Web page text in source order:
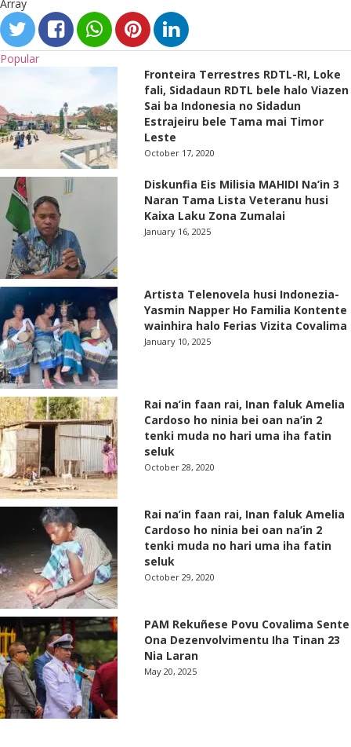
Array
Popular
Fronteira Terrestres RDTL-RI, Loke
fali, Sidadaun RDTL bele halo Viazen
Sai ba Indonesia no Sidadun
Estrajeiru bele Tama mai Timor
Leste
October 17, 2020
Diskunfia Eis Milisia MAHIDI Na’in 3
Naran Tama Lista Veteranu husi
Kaixa Laku Zona Zumalai
January 16, 2025
Artista Telenovela husi Indonezia-
Yasmin Napper Ho Familia Kontente
wainhira halo Ferias Vizita Covalima
January 10, 2025
Rai na’in faan rai, Inan faluk Amelia
Cardoso ho ninia bei oan na’in 2
tenki muda no hari uma iha fatin
seluk
October 28, 2020
Rai na’in faan rai, Inan faluk Amelia
Cardoso ho ninia bei oan na’in 2
tenki muda no hari uma iha fatin
seluk
October 29, 2020
PAM Rekuñese Povu Covalima Sente
Ona Dezenvolvimentu Iha Tinan 23
Nia Laran
May 20, 2025